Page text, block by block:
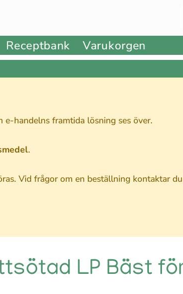
Receptbank Varukorgen
handelns framtida lösning ses över.
.
Vid frågor om en beställning kontaktar
LP Bäst